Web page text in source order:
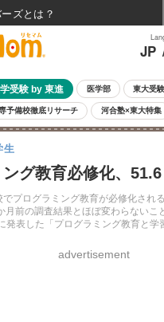
JP
受験 by 東進 医学部 東大受験
予備校徹底リサーチ 河合塾×東大特集
び 高校受験 中学受験 小学
休み
WS 全国公立高校 過去問 人気記
生向け） 自由研究教材（中学生向け）
グ教育必修化、
プログラミング教育が必修化され
月前の調査結果とほぼ変わらないこ
発表した「プログラミング教育と学
生
advertisement
ズ